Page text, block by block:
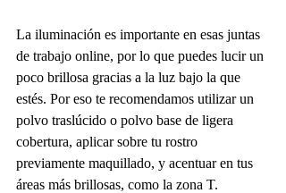
La iluminación es importante en esas juntas
de trabajo online, por lo que puedes lucir un
poco brillosa gracias a la luz bajo la que
estés. Por eso te recomendamos utilizar un
polvo traslúcido o polvo base de ligera
cobertura, aplicar sobre tu rostro
previamente maquillado, y acentuar en tus
áreas más brillosas, como la zona T.